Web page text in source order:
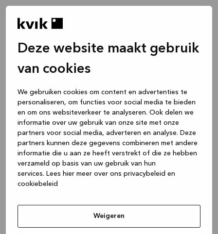
Deze website maakt gebruik
van cookies
We gebruiken cookies om content en advertenties te
personaliseren, om functies voor social media te bieden
en om ons websiteverkeer te analyseren. Ook delen we
informatie over uw gebruik van onze site met onze
partners voor social media, adverteren en analyse. Deze
partners kunnen deze gegevens combineren met andere
informatie die u aan ze heeft verstrekt of die ze hebben
verzameld op basis van uw gebruik van hun
services. Lees hier meer over ons privacybeleid en
cookiebeleid
Weigeren
(see the browser console for more
information).